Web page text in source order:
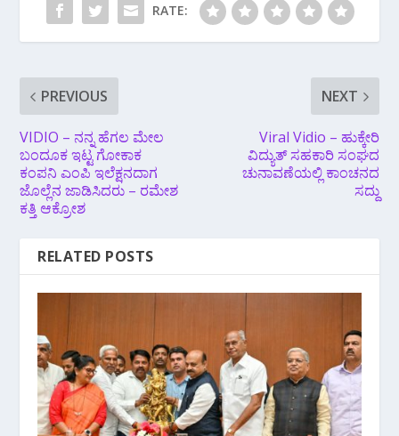
RATE:
PREVIOUS
VIDIO – ನನ್ನ ಹೆಗಲ ಮೇಲ
ಬಂದೂಕ ಇಟ್ಟ ಗೋಕಾಕ
ಕಂಪನಿ ಎಂಪಿ ಇಲೆಕ್ಷನದಾಗ
ಜೊಲ್ಲೆನ ಜಾಡಿಸಿದರು – ರಮೇಶ
ಕತ್ತಿ ಆಕ್ರೋಶ
NEXT
Viral Vidio – ಹುಕ್ಕೇರಿ
ವಿದ್ಯುತ್ ಸಹಕಾರಿ ಸಂಘದ
ಚುನಾವಣೆಯಲ್ಲಿ ಕಾಂಚನದ
ಸದ್ದು
RELATED POSTS